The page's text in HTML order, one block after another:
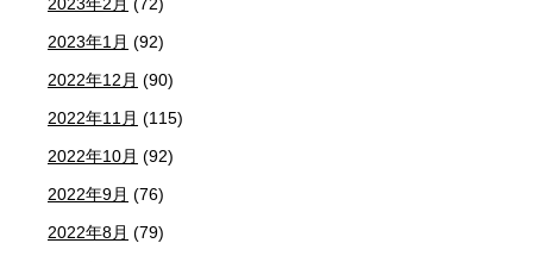
2023年1月 (92)
2022年12月 (90)
2022年11月 (115)
2022年10月 (92)
2022年9月 (76)
2022年8月 (79)